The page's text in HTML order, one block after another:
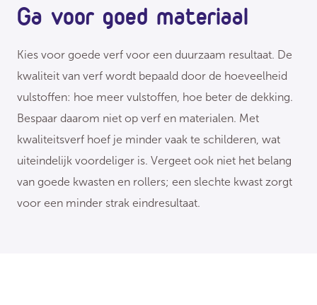
Ga voor goed materiaal
Kies voor goede verf voor een duurzaam resultaat. De
kwaliteit van verf wordt bepaald door de hoeveelheid
vulstoffen: hoe meer vulstoffen, hoe beter de dekking.
Bespaar daarom niet op verf en materialen. Met
kwaliteitsverf hoef je minder vaak te schilderen, wat
uiteindelijk voordeliger is. Vergeet ook niet het belang
van goede kwasten en rollers; een slechte kwast zorgt
voor een minder strak eindresultaat.